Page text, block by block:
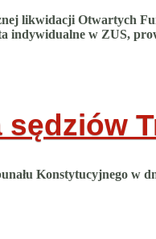
likwidacji Otwartych
indywidualne w ZUS,
Konstytucyjnego